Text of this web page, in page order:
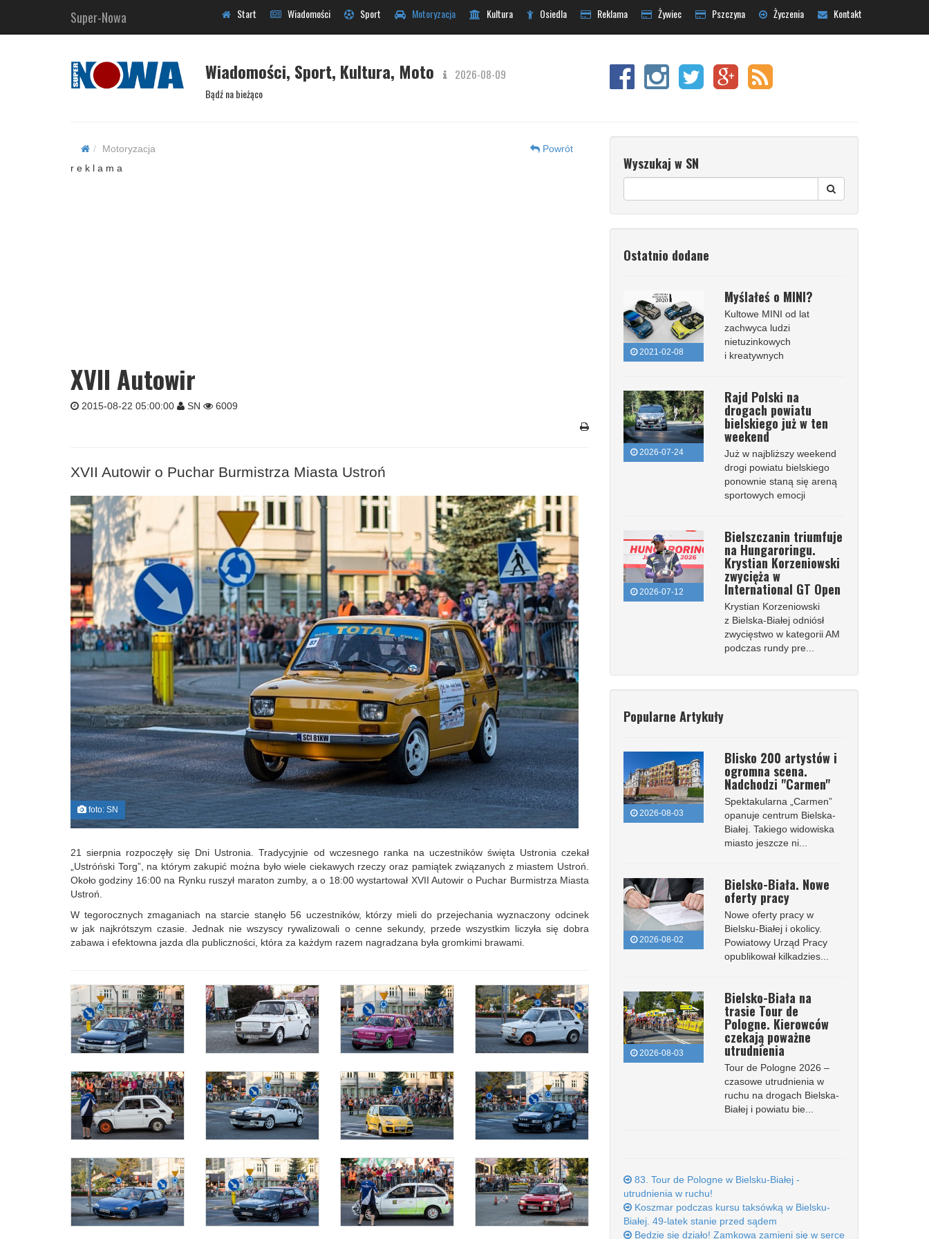
Super-Nowa Start Wiadomości Sport Motoryzacja Kultura Osiedla Reklama Żywiec Pszczyna Życzenia Kontakt
Wiadomości, Sport, Kultura, Moto 2026-08-09
Bądź na bieżąco
Motoryzacja
Powrót
r e k l a m a
XVII Autowir
2015-08-22 05:00:00 SN 6009
XVII Autowir o Puchar Burmistrza Miasta Ustroń
foto: SN
21 sierpnia rozpoczęły się Dni Ustronia. Tradycyjnie od wczesnego ranka na uczestników święta Ustronia czekał
„Ustróński Torg”, na którym zakupić można było wiele ciekawych rzeczy oraz pamiątek związanych z miastem Ustroń.
Około godziny 16:00 na Rynku ruszył maraton zumby, a o 18:00 wystartował XVII Autowir o Puchar Burmistrza Miasta
Ustroń.
W tegorocznych zmaganiach na starcie stanęło 56 uczestników, którzy mieli do przejechania wyznaczony odcinek
w jak najkrótszym czasie. Jednak nie wszyscy rywalizowali o cenne sekundy, przede wszystkim liczyła się dobra
zabawa i efektowna jazda dla publiczności, która za każdym razem nagradzana była gromkimi brawami.
Wyszukaj w SN
Ostatnio dodane
2021-02-08
Myślałeś o MINI?
Kultowe MINI od lat
zachwyca ludzi
nietuzinkowych
i kreatywnych
2026-07-24
Rajd Polski na
drogach powiatu
bielskiego już w ten
weekend
Już w najbliższy weekend
drogi powiatu bielskiego
ponownie staną się areną
sportowych emocji
2026-07-12
Bielszczanin triumfuje
na Hungaroringu.
Krystian Korzeniowski
zwycięża w
International GT Open
Krystian Korzeniowski
z Bielska-Białej odniósł
zwycięstwo w kategorii AM
podczas rundy pre...
Popularne Artykuły
2026-08-03
Blisko 200 artystów i
ogromna scena.
Nadchodzi "Carmen"
Spektakularna „Carmen”
opanuje centrum Bielska-
Białej. Takiego widowiska
miasto jeszcze ni...
2026-08-02
Bielsko-Biała. Nowe
oferty pracy
Nowe oferty pracy w
Bielsku-Białej i okolicy.
Powiatowy Urząd Pracy
opublikował kilkadzies...
2026-08-03
Bielsko-Biała na
trasie Tour de
Pologne. Kierowców
czekają poważne
utrudnienia
Tour de Pologne 2026 –
czasowe utrudnienia w
ruchu na drogach Bielska-
Białej i powiatu bie...
83. Tour de Pologne w Bielsku-Białej -
utrudnienia w ruchu!
Koszmar podczas kursu taksówką w Bielsku-
Białej. 49-latek stanie przed sądem
Będzie się działo! Zamkowa zamieni się w serce